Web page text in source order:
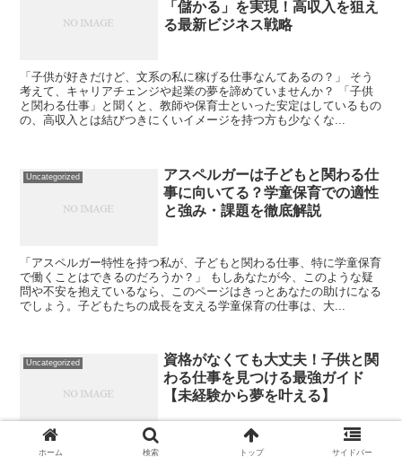
「儲かる」を実現！高収入を狙え
る最新ビジネス戦略
「子供が好きだけど、文系の私に稼げる仕事なんてあるの？」 そう
考えて、キャリアチェンジや起業の夢を諦めていませんか？ 「子供
と関わる仕事」と聞くと、教師や保育士といった安定はしているもの
の、高収入とは結びつきにくいイメージを持つ方も少なくな...
Uncategorized
アスペルガーは子どもと関わる仕
事に向いてる？学童保育での適性
と強み・課題を徹底解説
「アスペルガー特性を持つ私が、子どもと関わる仕事、特に学童保育
で働くことはできるのだろうか？」 もしあなたが今、このような疑
問や不安を抱えているなら、このページはきっとあなたの助けになる
でしょう。子どもたちの成長を支える学童保育の仕事は、大...
Uncategorized
資格がなくても大丈夫！子供と関
わる仕事を見つける最強ガイド
【未経験から夢を叶える】
「子供と関わる仕事がしたいけど、私には保育士や教員の資格がない
ホーム 検索 トップ サイドバー